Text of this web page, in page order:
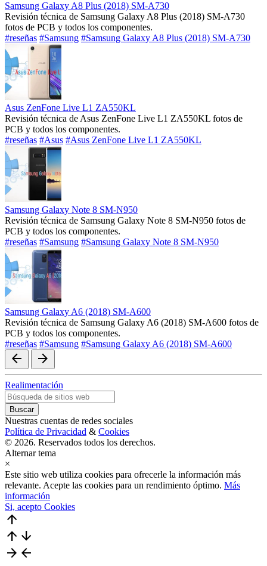
Samsung Galaxy A8 Plus (2018) SM-A730
Revisión técnica de Samsung Galaxy A8 Plus (2018) SM-A730
fotos de PCB y todos los componentes.
#reseñas #Samsung #Samsung Galaxy A8 Plus (2018) SM-A730
Asus ZenFone Live L1 ZA550KL
Revisión técnica de Asus ZenFone Live L1 ZA550KL fotos de
PCB y todos los componentes.
#reseñas #Asus #Asus ZenFone Live L1 ZA550KL
Samsung Galaxy Note 8 SM-N950
Revisión técnica de Samsung Galaxy Note 8 SM-N950 fotos de
PCB y todos los componentes.
#reseñas #Samsung #Samsung Galaxy Note 8 SM-N950
Samsung Galaxy A6 (2018) SM-A600
Revisión técnica de Samsung Galaxy A6 (2018) SM-A600 fotos de
PCB y todos los componentes.
#reseñas #Samsung #Samsung Galaxy A6 (2018) SM-A600
arrow_back arrow_forward
Realimentación
Nuestras cuentas de redes sociales
Política de Privacidad & Cookies
© 2026. Reservados todos los derechos.
Alternar tema
×
Este sitio web utiliza cookies para ofrecerle la información más
relevante. Acepte las cookies para un rendimiento óptimo. Más
información
Si, acepto Cookies
arrow_upward
arrow_upward arrow_downward
arrow_forward arrow_back